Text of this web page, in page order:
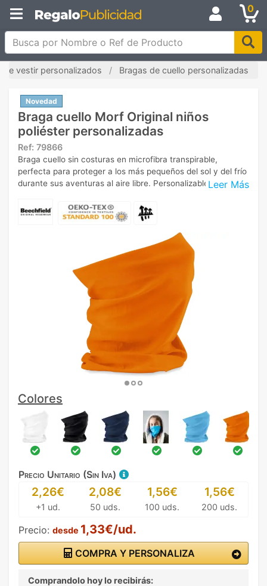
0
Busca por Nombre o Ref de Producto
de vestir personalizados Bragas de cuello personalizadas
Novedad
Braga cuello Morf Original niños
poliéster personalizadas
Ref: 79866
Leer Más
Braga cuello sin costuras en microfibra transpirable,
perfecta para proteger a los más pequeños del sol y del frío
durante sus aventuras al aire libre. Personalizable.
Colores
Precio Unitario (Sin Iva)
2,26€
+1 ud.
2,08€
50 uds.
1,56€
100 uds.
1,56€
200 uds.
Precio: desde 1,33€/ud.
COMPRA Y PERSONALIZA
Comprandolo hoy lo recibirás: